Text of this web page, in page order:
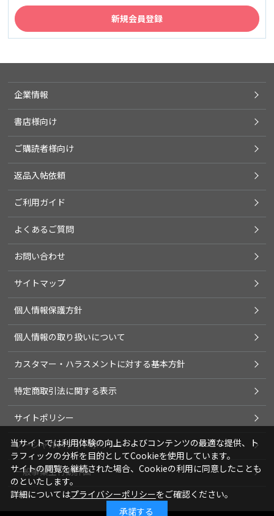
企業情報
書店様向け
ご購読者様向け
返品入帖依頼
ご利用ガイド
よくあるご質問
お問い合わせ
サイトマップ
個人情報保護方針
個人情報の取り扱いについて
カスタマー・ハラスメントに対する基本方針
特定商取引法に関する表示
サイトポリシー
ソーシャルメディアポリシー
一般事業主行動計画
当サイトでは利用体験の向上およびコンテンツの最適な提供、ト
ラフィックの分析を目的としてCookieを使用しています。
サイトの閲覧を継続された場合、Cookieの利用に同意したことも
のといたします。
詳細についてはプライバシーポリシーをご確認ください。
承諾する